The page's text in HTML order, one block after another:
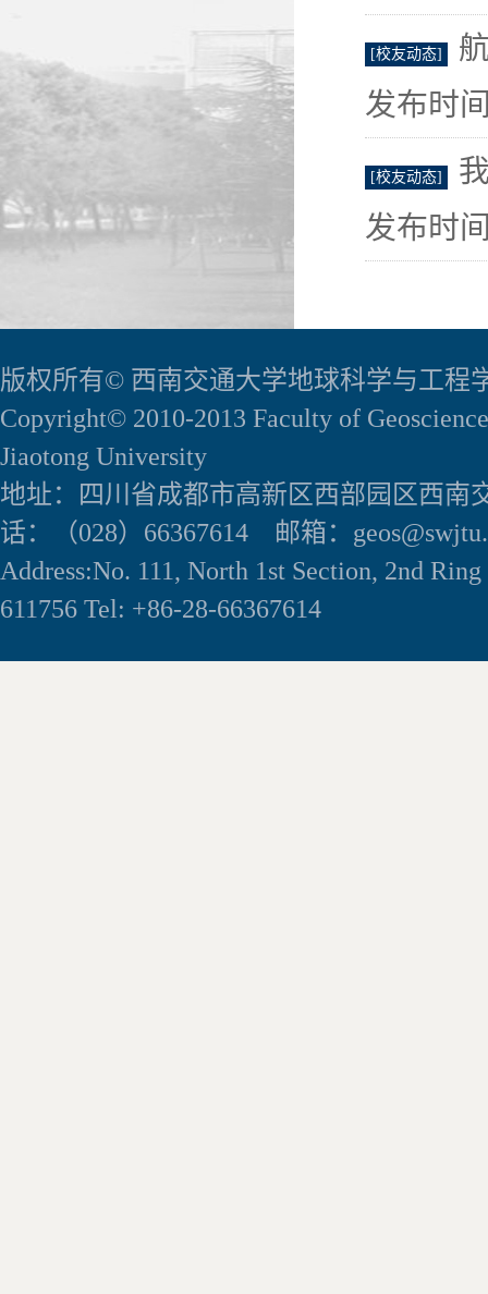
[校友动态]
发布时
[校友动态]
发布时
版权所有© 西南交通大学地球科学与工程
Copyright© 2010-2013 Faculty of
Jiaotong University
地址：四川省成都市高新区西部园区
话：（028）66367614 邮箱：
Address:No. 111, North 1st Section, 2nd
611756 Tel: +86-28-66367614